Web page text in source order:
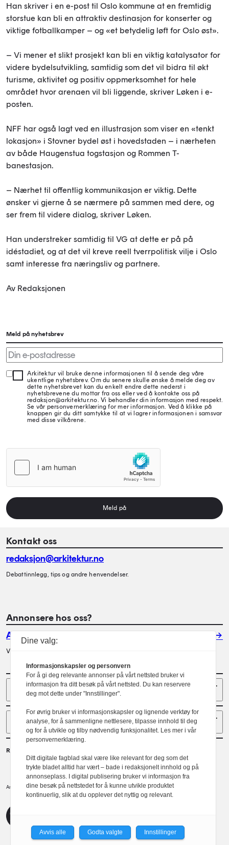
Han skriver i en e-post til Oslo kommune at en fremtidig
storstue kan bli en attraktiv destinasjon for konserter og
viktige fotballkamper – og «et betydelig løft for Oslo øst».
– Vi mener et slikt prosjekt kan bli en viktig katalysator for
videre bydelsutvikling, samtidig som det vil bidra til økt
turisme, aktivitet og positiv oppmerksomhet for hele
området hvor arenaen vil bli liggende, skriver Løken i e-
posten.
NFF har også lagt ved en illustrasjon som viser en «tenkt
lokasjon» i Stovner bydel øst i hovedstaden – i nærheten
av både Haugenstua togstasjon og Rommen T-
banestasjon.
– Nærhet til offentlig kommunikasjon er viktig. Dette
ønsker vi gjerne å se nærmere på sammen med dere, og
ser frem til videre dialog, skriver Løken.
Han understreker samtidig til VG at dette er på på
idéstadiet, og at det vil kreve reell tverrpolitisk vilje i Oslo
samt interesse fra næringsliv og partnere.
Av Redaksjonen
Meld på nyhetsbrev
Arkitektur vil bruke denne informasjonen til å sende deg våre
ukentlige nyhetsbrev. Om du senere skulle ønske å melde deg av
dette nyhetsbrevet kan du enkelt endre dette nederst i
nyhetsbrevene du mottar fra oss eller ved å kontakte oss på
redaksjon@arkitektur.no. Vi behandler din informasjon med respekt.
Se vår personvernerklæring for mer informasjon. Ved å klikke på
knappen gir du ditt samtykke til at vi lagrer informasjonen i samsvar
med disse vilkårene.
Meld på
Kontakt oss
redaksjon@arkitektur.no
Debattinnlegg, tips og andre henvendelser.
Annonsere hos oss?
Annonser
Vil du annonsere i Arkitektur? Les mer her.
Sider
Følg oss
Redaktør
Gaute Brochmann
Arkitektur er et tidsskrift utgitt avNorske arkitekters landsforbund.
NAL
Dine valg:
Informasjonskapsler og personvern
For å gi deg relevante annonser på vårt nettsted bruker vi
informasjon fra ditt besøk på vårt nettsted. Du kan reservere
deg mot dette under "Innstillinger".
For øvrig bruker vi informasjonskapsler og lignende verktøy for
analyse, for å sammenligne nettlesere, tilpasse innhold til deg
og for å utvikle og tilby nødvendig funksjonalitet. Les mer i vår
personvernerklæring.
Ditt digitale fagblad skal være like relevant for deg som det
trykte bladet alltid har vært – bade i redaksjonelt innhold og på
annonseplass. I digital publisering bruker vi informasjon fra
dine besøk på nettstedet for å kunne utvikle produktet
kontinuerlig, slik at du opplever det nyttig og relevant.
Avvis alle Godta valgte Innstillinger